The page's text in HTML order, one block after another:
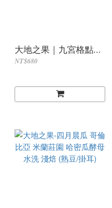
大地之果｜九宮格點...
NT$680